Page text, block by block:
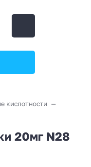
кислотности
20мг N28